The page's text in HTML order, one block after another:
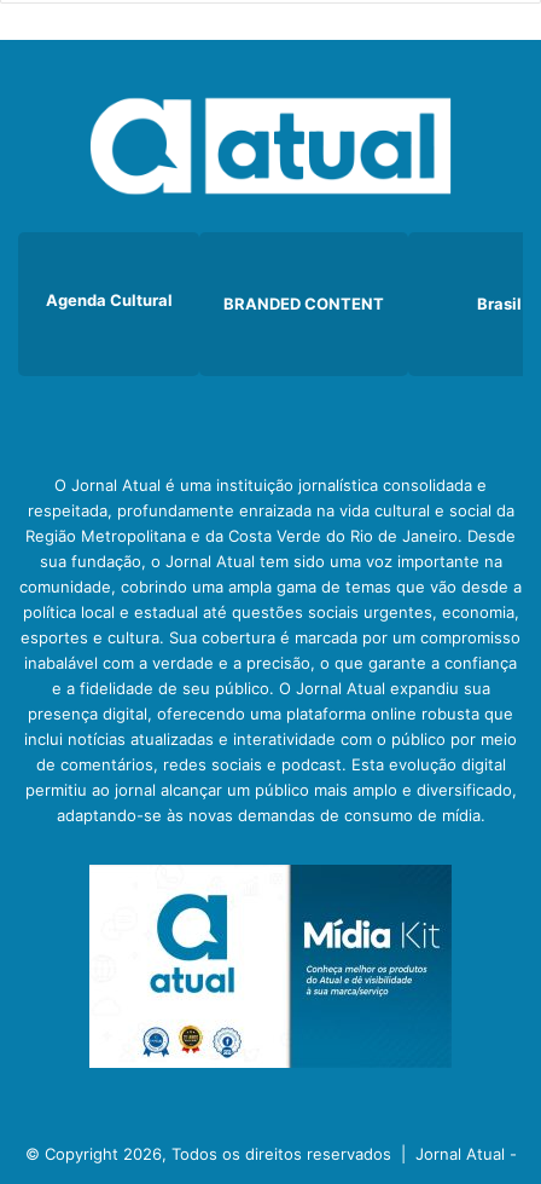
Agenda Cultural BRANDED CONTENT Brasil
O Jornal Atual é uma instituição jornalística consolidada e
respeitada, profundamente enraizada na vida cultural e social da
Região Metropolitana e da Costa Verde do Rio de Janeiro. Desde
sua fundação, o Jornal Atual tem sido uma voz importante na
comunidade, cobrindo uma ampla gama de temas que vão desde a
política local e estadual até questões sociais urgentes, economia,
esportes e cultura. Sua cobertura é marcada por um compromisso
inabalável com a verdade e a precisão, o que garante a confiança
e a fidelidade de seu público. O Jornal Atual expandiu sua
presença digital, oferecendo uma plataforma online robusta que
inclui notícias atualizadas e interatividade com o público por meio
de comentários, redes sociais e podcast. Esta evolução digital
permitiu ao jornal alcançar um público mais amplo e diversificado,
adaptando-se às novas demandas de consumo de mídia.
© Copyright 2026, Todos os direitos reservados | Jornal Atual -